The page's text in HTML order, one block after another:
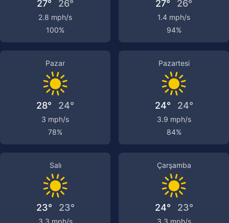
27° 26°
2.8 mph/s
100%
27° 26°
1.4 mph/s
94%
Pazar
28° 24°
3 mph/s
78%
Pazartesi
24° 24°
3.9 mph/s
84%
Salı
23° 23°
3.3 mph/s
Çarşamba
24° 23°
3.3 mph/s